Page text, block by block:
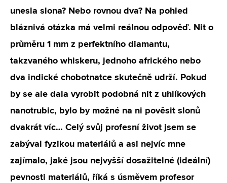
unesla slona? Nebo rovnou dva? Na pohled
bláznivá otázka má velmi reálnou odpověď. Nit o
průměru 1 mm z perfektního diamantu,
takzvaného whiskeru, jednoho afrického nebo
dva indické chobotnatce skutečně udrží. Pokud
by se ale dala vyrobit podobná nit z uhlíkových
nanotrubic, bylo by možné na ni pověsit slonů
dvakrát víc… Celý svůj profesní život jsem se
zabýval fyzikou materiálů a asi nejvíc mne
zajímalo, jaké jsou nejvyšší dosažitelné (ideální)
pevnosti materiálů, říká s úsměvem profesor